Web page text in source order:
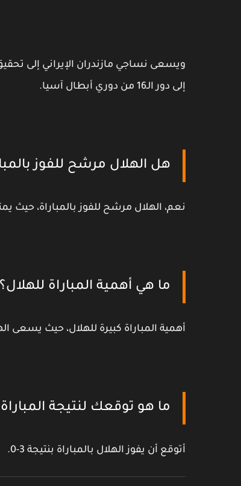
ويسعى نساجي مازندران الإيراني إلى
إلى دور الـ16 من دوري أبطال آسيا.
هل الهلال مرشح للفوز
نعم، الهلال مرشح للفوز بالمباراة، حيث
ما هي أهمية المباراة للهلال؟
أهمية المباراة كبيرة للهلال، حيث يسعى
ما هو توقعك لنتيجة
أتوقع أن يفوز الهلال بالمباراة بنتيجة 3-0.